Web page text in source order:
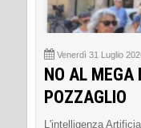
Venerdì 31 Luglio
NO AL MEGA
POZZAGLIO
L'intelligenza